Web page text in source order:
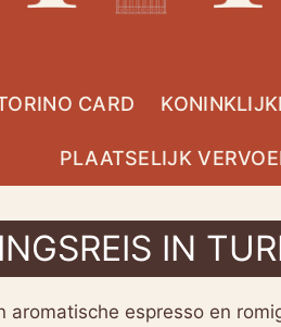
CARD
PLAATSELIJK
IN
aromatische espresso en